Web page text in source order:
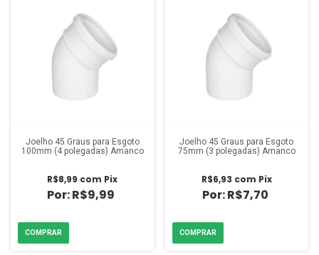
Joelho 45 Graus para Esgoto
100mm (4 polegadas) Amanco
R$9,99
R$8,99 com Pix
Joelho 45 Graus para Esgoto
75mm (3 polegadas) Amanco
R$7,70
R$6,93 com Pix